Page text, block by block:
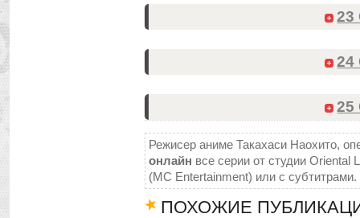
23
24
25
Режисер аниме Такахаси Наохито,
онлайн все серии от студии Oriental
(MC Entertainment) или с субтитрами.
ПОХОЖИЕ